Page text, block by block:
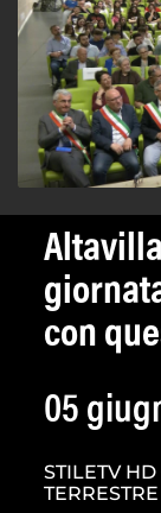
con
05
STILETV
TERRESTRE